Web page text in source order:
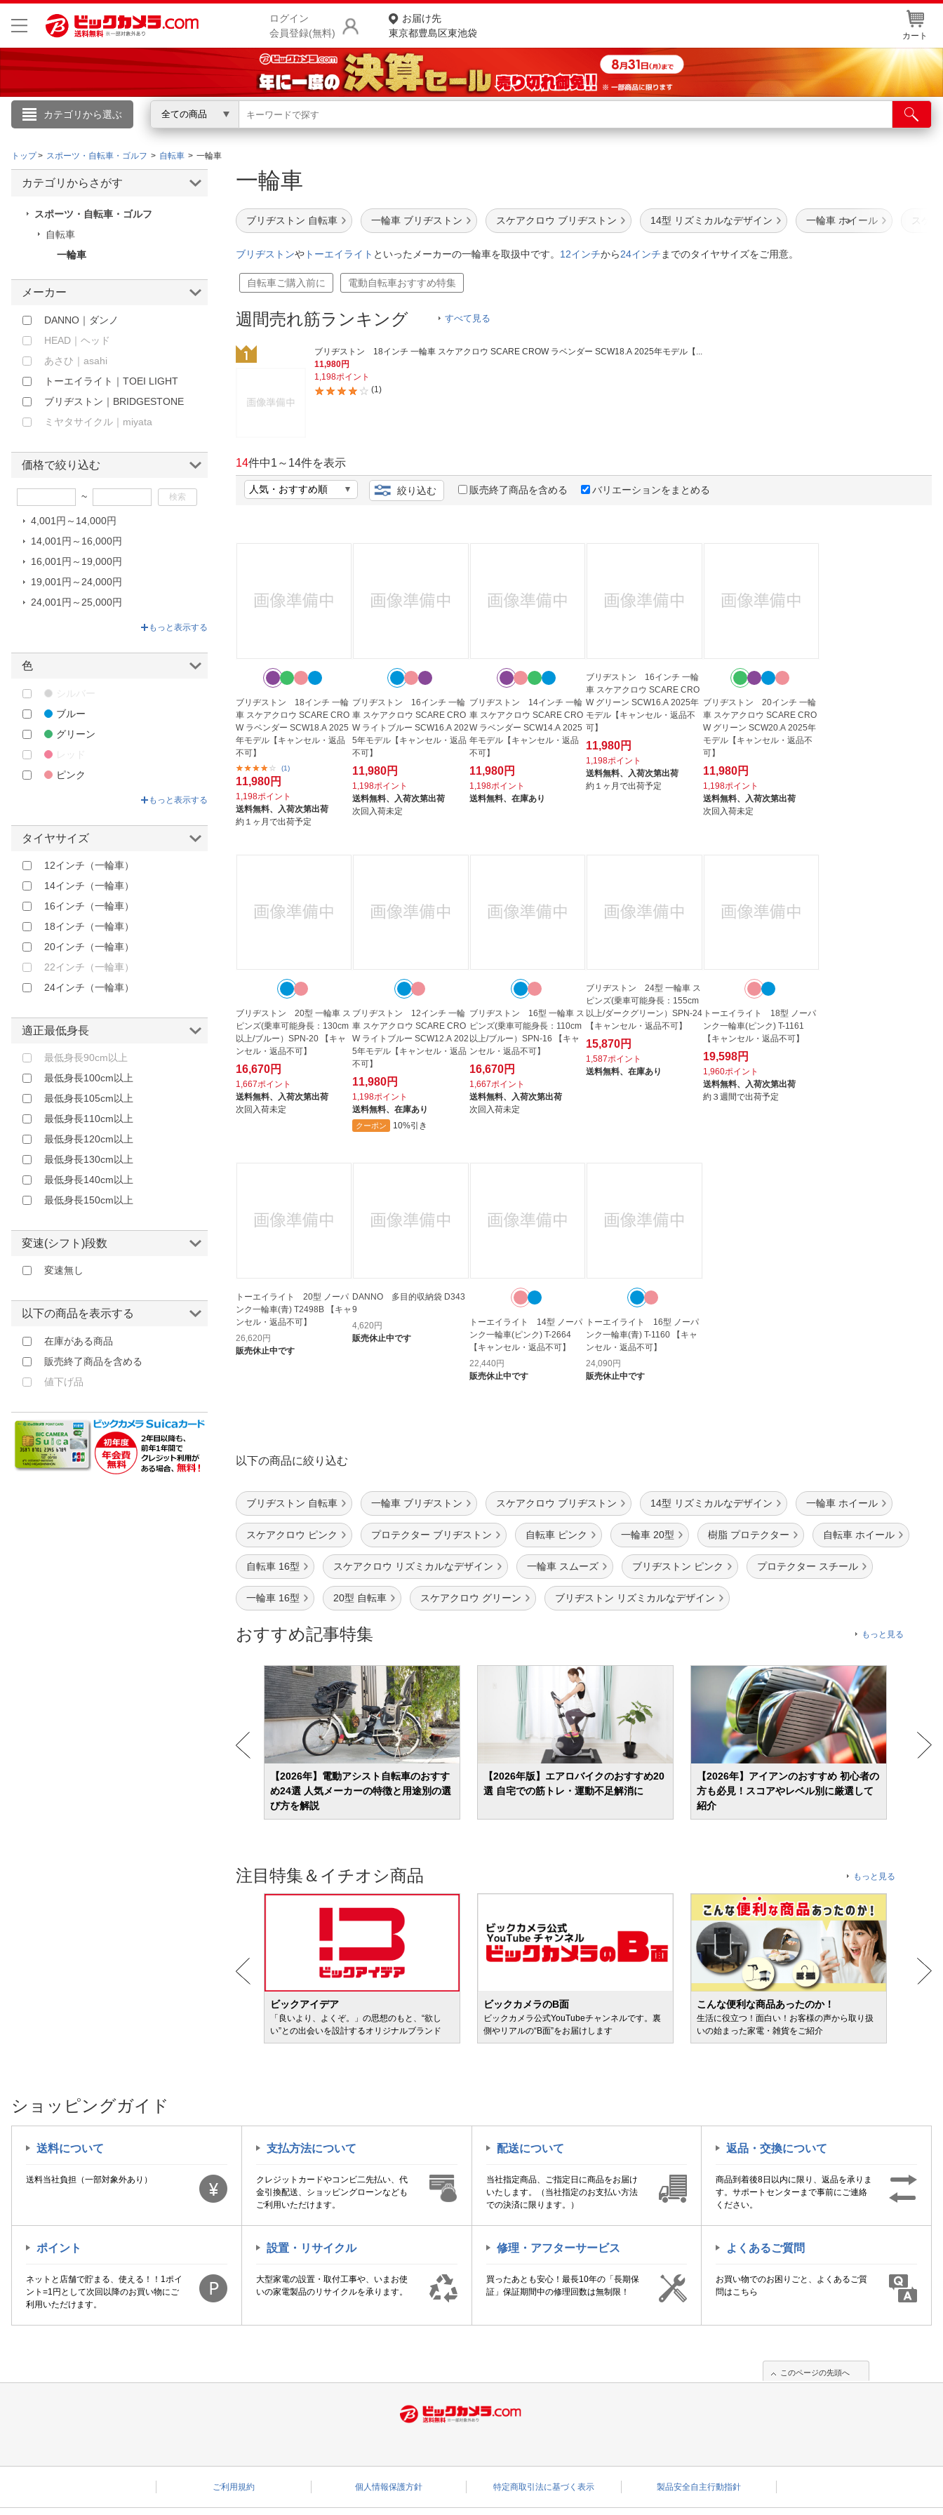
ログイン
会員登録(無料)
お届け先
東京都豊島区東池袋
カート
カテゴリから選ぶ 全ての商品
こんにちは
ログイン
お客様サポート
ご利用ガイド
よくある質問・お問合せ
ご利用規約
店舗情報・店舗一覧
トップ スポーツ・自転車・ゴルフ 自転車 一輪車
一輪車
ブリヂストン 自転車 一輪車 ブリヂストン スケアクロウ ブリヂストン 14型 リズミカルなデザイン 一輪車 ホイール スケ
ブリヂストンや トーエイライト といったメーカーの一輪車を取扱中です。 12インチから24インチ までのタイヤサイズをご用意。
自転車ご購入前に 電動自転車おすすめ特集
週間売れ筋ランキング すべて見る
ブリヂストン 18インチ 一輪車 スケアクロウ SCARE CROW ラベンダー SCW18.A 2025年モデル【...
11,980円
1,198ポイント
(1)
14件中1 ～ 14件を表示
絞り込む 販売終了商品を含める バリエーションをまとめる
ブリヂストン 18インチ 一輪
車 スケアクロウ SCARE CRO
W ラベンダー SCW18.A 2025
年モデル【キャンセル・返品
不可】
(1)
11,980円
1,198ポイント
送料無料、
入荷次第出荷
約１ヶ月で出荷予定
ブリヂストン 16インチ 一輪
車 スケアクロウ SCARE CRO
W ライトブルー SCW16.A 202
5年モデル【キャンセル・返品
不可】
11,980円
1,198ポイント
送料無料、
入荷次第出荷
次回入荷未定
ブリヂストン 14インチ 一輪
車 スケアクロウ SCARE CRO
W ラベンダー SCW14.A 2025
年モデル【キャンセル・返品
不可】
11,980円
1,198ポイント
送料無料、 在庫あり
ブリヂストン 16インチ 一輪
車 スケアクロウ SCARE CRO
W グリーン SCW16.A 2025年
モデル【キャンセル・返品不
可】
11,980円
1,198ポイント
送料無料、
入荷次第出荷
約１ヶ月で出荷予定
ブリヂストン 20インチ 一輪
車 スケアクロウ SCARE CRO
W グリーン SCW20.A 2025年
モデル【キャンセル・返品不
可】
11,980円
1,198ポイント
送料無料、
入荷次第出荷
次回入荷未定
ブリヂストン 20型 一輪車 ス
ピンズ(乗車可能身長：130cm
以上/ブルー）SPN-20 【キャ
ンセル・返品不可】
16,670円
1,667ポイント
送料無料、 入荷次第出荷
次回入荷未定
ブリヂストン 12インチ 一輪
車 スケアクロウ SCARE CRO
W ライトブルー SCW12.A 202
5年モデル【キャンセル・返品
不可】
11,980円
1,198ポイント
送料無料、在庫あり
クーポン 10%引き
ブリヂストン 16型 一輪車 ス
ピンズ(乗車可能身長：110cm
以上/ブルー）SPN-16 【キャ
ンセル・返品不可】
16,670円
1,667ポイント
送料無料、 入荷次第出荷
次回入荷未定
ブリヂストン 24型 一輪車 ス
ピンズ(乗車可能身長：155cm
以上/ダークグリーン）SPN-24
【キャンセル・返品不可】
15,870円
1,587ポイント
送料無料、在庫あり
トーエイライト 18型 ノーパ
ンク一輪車(ピンク) T-1161
【キャンセル・返品不可】
19,598円
1,960ポイント
送料無料、
入荷次第出荷
約３週間で出荷予定
トーエイライト 20型 ノーパ
ンク一輪車(青) T2498B 【キャ
ンセル・返品不可】
26,620円
販売休止中です
DANNO 多目的収納袋 D343
9
4,620円
販売休止中です
トーエイライト 14型 ノーパ
ンク一輪車(ピンク) T-2664
【キャンセル・返品不可】
22,440円
販売休止中です
トーエイライト 16型 ノーパ
ンク一輪車(青) T-1160 【キャ
ンセル・返品不可】
24,090円
販売休止中です
以下の商品に絞り込む
ブリヂストン 自転車 一輪車 ブリヂストン スケアクロウ ブリヂストン 14型 リズミカルなデザイン 一輪車 ホイール
スケアクロウ ピンク プロテクター ブリヂストン 自転車 ピンク 一輪車 20型 樹脂 プロテクター 自転車 ホイール
自転車 16型 スケアクロウ リズミカルなデザイン 一輪車 スムーズ ブリヂストン ピンク プロテクター スチール
一輪車 16型 20型 自転車 スケアクロウ グリーン ブリヂストン リズミカルなデザイン
おすすめ記事特集 もっと見る
【2026年】電動アシスト自転車のおすす
め24選 人気メーカーの特徴と用途別の選
び方を解説
【2026年版】エアロバイクのおすすめ20
選 自宅での筋トレ・運動不足解消に
【2026年】アイアンのおすすめ 初心者の
方も必見！スコアやレベル別に厳選して
紹介
注目特集＆イチオシ商品 もっと見る
ビックアイデア
「良いより、よくぞ。」の思想のもと、“欲し
い”との出会いを設計するオリジナルブランド
ビックカメラのB面
ビックカメラ公式YouTubeチャンネルです。裏
側やリアルの“B面”をお届けします
こんな便利な商品あったのか！
生活に役立つ！面白い！お客様の声から取り扱
いの始まった家電・雑貨をご紹介
カテゴリからさがす
スポーツ・自転車・ゴルフ
自転車
一輪車
メーカー
DANNO｜ダンノ
HEAD｜ヘッド
あさひ｜asahi
トーエイライト｜TOEI LIGHT
ブリヂストン｜BRIDGESTONE
ミヤタサイクル｜miyata
価格で絞り込む
~
4,001円～14,000円
14,001円～16,000円
16,001円～19,000円
19,001円～24,000円
24,001円～25,000円
もっと表示する
色
シルバー
ブルー
グリーン
レッド
ピンク
もっと表示する
タイヤサイズ
12インチ（一輪車）
14インチ（一輪車）
16インチ（一輪車）
18インチ（一輪車）
20インチ（一輪車）
22インチ（一輪車）
24インチ（一輪車）
適正最低身長
最低身長90cm以上
最低身長100cm以上
最低身長105cm以上
最低身長110cm以上
最低身長120cm以上
最低身長130cm以上
最低身長140cm以上
最低身長150cm以上
変速(シフト)段数
変速無し
以下の商品を表示する
在庫がある商品
販売終了商品を含める
値下げ品
ショッピングガイド
送料について
送料当社負担（一部対象外あり）
支払方法について
クレジットカードやコンビ二先払い、代
金引換配送、ショッピングローンなども
ご利用いただけます。
配送について
当社指定商品、ご指定日に商品をお届け
いたします。（当社指定のお支払い方法
での決済に限ります。）
返品・交換について
商品到着後8日以内に限り、返品を承りま
す。サポートセンターまで事前にご連絡
ください。
ポイント
ネットと店舗で貯まる、使える！！1ポイ
ント=1円として次回以降のお買い物にご
利用いただけます。
設置・リサイクル
大型家電の設置・取付工事や、いまお使
いの家電製品のリサイクルを承ります。
修理・アフターサービス
買ったあとも安心！最長10年の「長期保
証」保証期間中の修理回数は無制限！
よくあるご質問
お買い物でのお困りごと、よくあるご質
問はこちら
このページの先頭へ
ご利用規約 個人情報保護方針 特定商取引法に基づく表示 製品安全自主行動指針